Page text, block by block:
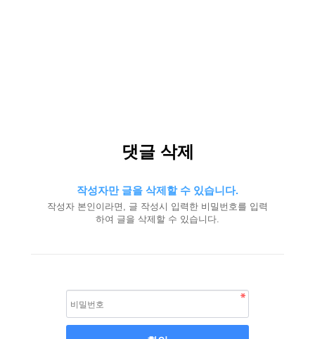
댓글 삭제
작성자만 글을 삭제할 수 있습니다.
작성자 본인이라면, 글 작성시 입력한 비밀번호를 입력
하여 글을 삭제할 수 있습니다.